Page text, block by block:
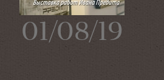
01/08/19